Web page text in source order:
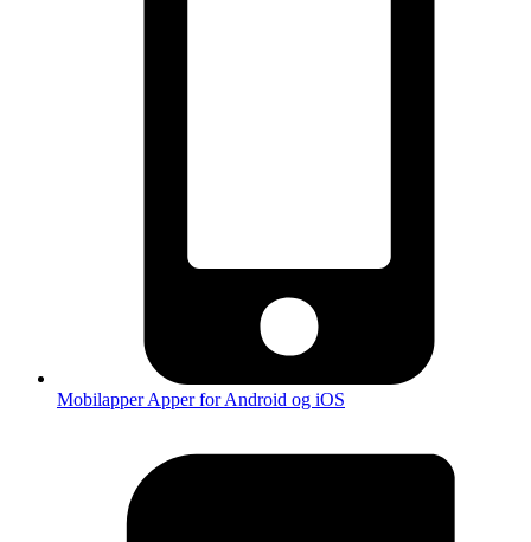
MobilapperApper for Android og iOS